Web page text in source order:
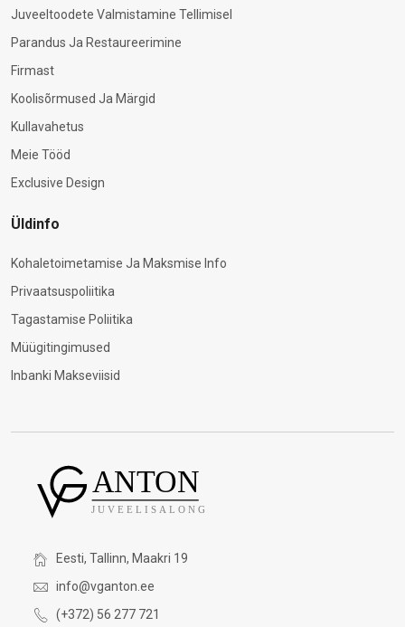
Juveeltoodete Valmistamine Tellimisel
Parandus Ja Restaureerimine
Firmast
Koolisõrmused Ja Märgid
Kullavahetus
Meie Tööd
Exclusive Design
Üldinfo
Kohaletoimetamise Ja Maksmise Info
Privaatsuspoliitika
Tagastamise Poliitika
Müügitingimused
Inbanki Makseviisid
Eesti, Tallinn, Maakri 19
info@vganton.ee
(+372) 56 277 721